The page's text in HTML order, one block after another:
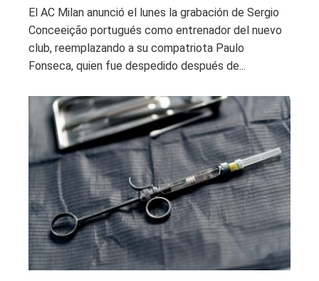
El AC Milan anunció el lunes la grabación de Sergio
Conceeição portugués como entrenador del nuevo
club, reemplazando a su compatriota Paulo
Fonseca, quien fue despedido después de...